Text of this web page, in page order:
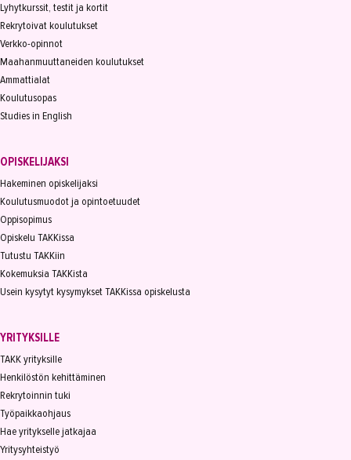
Lyhytkurssit, testit ja kortit
Rekrytoivat koulutukset
Verkko-opinnot
Maahanmuuttaneiden koulutukset
Ammattialat
Koulutusopas
Studies in English
OPISKELIJAKSI
Hakeminen opiskelijaksi
Koulutusmuodot ja opintoetuudet
Oppisopimus
Opiskelu TAKKissa
Tutustu TAKKiin
Kokemuksia TAKKista
Usein kysytyt kysymykset TAKKissa opiskelusta
YRITYKSILLE
TAKK yrityksille
Henkilöstön kehittäminen
Rekrytoinnin tuki
Työpaikkaohjaus
Hae yritykselle jatkajaa
Yritysyhteistyö